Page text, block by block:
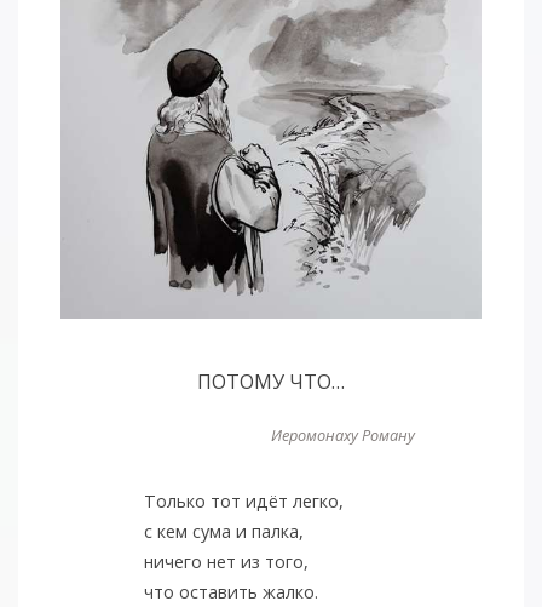
ПОТОМУ ЧТО…
Иеромонаху Роману
Только тот идёт легко,
с кем сума и палка,
ничего нет из того,
что оставить жалко.